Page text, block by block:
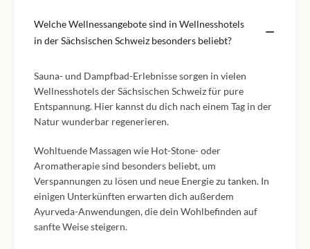
Welche Wellnessangebote sind in Wellnesshotels
in der Sächsischen Schweiz besonders beliebt?
Sauna- und Dampfbad-Erlebnisse sorgen in vielen
Wellnesshotels der Sächsischen Schweiz für pure
Entspannung. Hier kannst du dich nach einem Tag in der
Natur wunderbar regenerieren.
Wohltuende Massagen wie Hot-Stone- oder
Aromatherapie sind besonders beliebt, um
Verspannungen zu lösen und neue Energie zu tanken. In
einigen Unterkünften erwarten dich außerdem
Ayurveda-Anwendungen, die dein Wohlbefinden auf
sanfte Weise steigern.